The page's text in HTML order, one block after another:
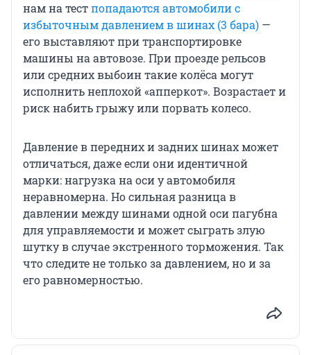
нам на тестпопадаются автомобили с
избыточным давлением в шинах (3 бара) —
его выставляют при транспортировке
машины на автовозе. При проезде рельсов
или средних выбоин такие колёса могут
исполнить неплохой «апперкот». Возрастает и
риск набить грыжу или порвать колесо.
Давление в передних и задних шинах может
отличаться, даже если они идентичной
марки: нагрузка на оси у автомобиля
неравномерна. Но сильная разница в
давлении между шинами одной оси пагубна
для управляемости и может сыграть злую
шутку в случае экстренного торможения. Так
что следите не только за давлением, но и за
его равномерностью.